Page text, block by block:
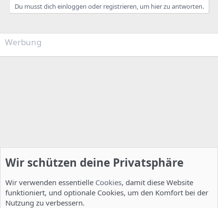
Du musst dich einloggen oder registrieren, um hier zu antworten.
Werbung
Wir schützen deine Privatsphäre
Wir verwenden essentielle Cookies, damit diese Website
funktioniert, und optionale Cookies, um den Komfort bei der
Nutzung zu verbessern.